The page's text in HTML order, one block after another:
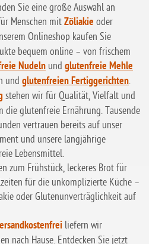
Sie eine große Auswahl an
Menschen mit Zöliakie oder
Onlineshop kaufen Sie
bequem online – von frischem
Nudeln und glutenfreie Mehle
und glutenfreien Fertiggerichten.
stehen wir für Qualität, Vielfalt und
die glutenfreie Ernährung. Tausende
vertrauen bereits auf unser
und unsere langjährige
Lebensmittel.
zum Frühstück, leckeres Brot für
für die unkomplizierte Küche –
oder Glutenunverträglichkeit auf
liefern wir
nach Hause. Entdecken Sie jetzt